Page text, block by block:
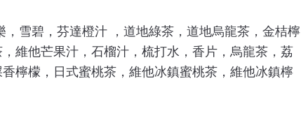
，雪碧，芬達橙汁 ，道地綠茶，道地烏龍茶，金桔檸
維他芒果汁，石榴汁，梳打水，香片，烏龍茶，荔
檸檬，日式蜜桃茶，維他冰鎮蜜桃茶，維他冰鎮檸